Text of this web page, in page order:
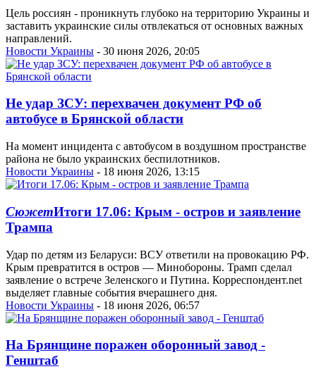
Цель россиян - проникнуть глубоко на территорию Украины и
заставить украинские силы отвлекаться от основных важных
направлений.
Новости Украины - 30 июня 2026, 20:05
Не удар ЗСУ: перехвачен документ РФ об
автобусе в Брянской области
На момент инцидента с автобусом в воздушном пространстве
района не было украинских беспилотников.
Новости Украины - 18 июня 2026, 13:15
СюжетИтоги 17.06: Крым - остров и заявление
Трампа
Удар по детям из Беларуси: ВСУ ответили на провокацию РФ.
Крым превратится в остров — Минобороны. Трамп сделал
заявление о встрече Зеленского и Путина. Корреспондент.net
выделяет главные события вчерашнего дня.
Новости Украины - 18 июня 2026, 06:57
На Брянщине поражен оборонный завод -
Генштаб